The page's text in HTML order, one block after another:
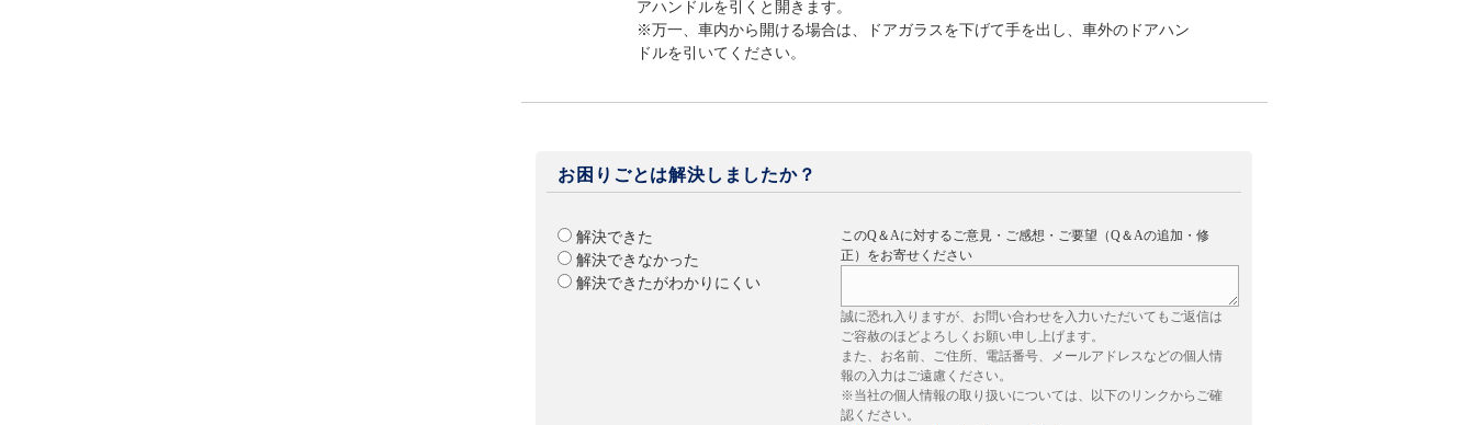
アハンドルを引くと開きます。
※万一、車内から開ける場合は、ドアガラスを下げて手を出し、車外のドアハン
ドルを引いてください。
お困りごとは解決しましたか？
解決できた
解決できなかった
解決できたがわかりにくい
このQ＆Aに対するご意見・ご感想・ご要望（Q＆Aの追加・修
正）をお寄せください
誠に恐れ入りますが、お問い合わせを入力いただいてもご返信は
ご容赦のほどよろしくお願い申し上げます。
また、お名前、ご住所、電話番号、メールアドレスなどの個人情
報の入力はご遠慮ください。
※当社の個人情報の取り扱いについては、以下のリンクからご確
認ください。